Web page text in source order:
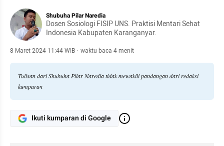
Shubuha Pilar Naredia
Dosen Sosiologi FISIP UNS. Praktisi Mentari Sehat
Indonesia Kabupaten Karanganyar.
8 Maret 2024 11:44 WIB · waktu baca 4 menit
Tulisan dari Shubuha Pilar Naredia tidak mewakili pandangan dari redaksi
kumparan
Ikuti kumparan di Google